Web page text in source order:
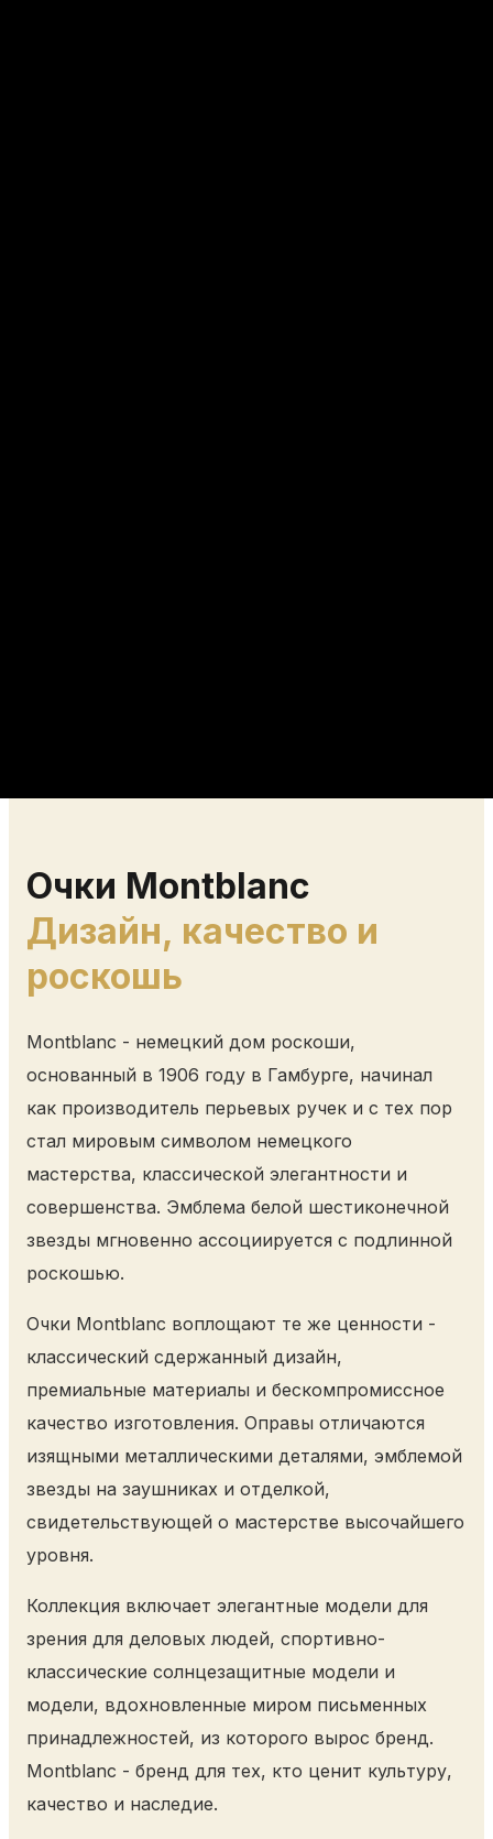
Очки Montblanc
Дизайн, качество и
роскошь
Montblanc - немецкий дом роскоши,
основанный в 1906 году в Гамбурге, начинал
как производитель перьевых ручек и с тех пор
стал мировым символом немецкого
мастерства, классической элегантности и
совершенства. Эмблема белой шестиконечной
звезды мгновенно ассоциируется с подлинной
роскошью.
Очки Montblanc воплощают те же ценности -
классический сдержанный дизайн,
премиальные материалы и бескомпромиссное
качество изготовления. Оправы отличаются
изящными металлическими деталями, эмблемой
звезды на заушниках и отделкой,
свидетельствующей о мастерстве высочайшего
уровня.
Коллекция включает элегантные модели для
зрения для деловых людей, спортивно-
классические солнцезащитные модели и
модели, вдохновленные миром письменных
принадлежностей, из которого вырос бренд.
Montblanc - бренд для тех, кто ценит культуру,
качество и наследие.